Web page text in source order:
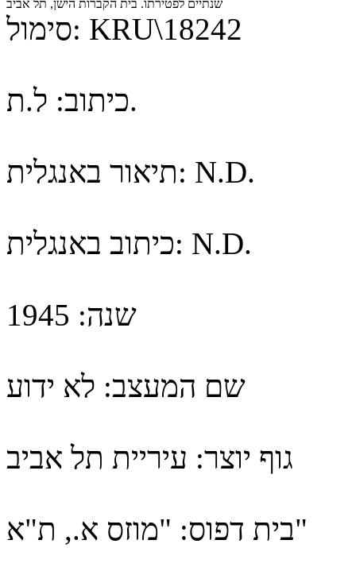
שנתיים לפטירתו. בית הקברות הישן, תל אביב
סימול: KRU\18242
כיתוב:ל.ת.
תיאור באנגלית: N.D.
כיתוב באנגלית: N.D.
שנה: 1945
שם המעצב: לא ידוע
גוף יוצר: עיריית תל אביב
בית דפוס:"מוזס א., ת"א"